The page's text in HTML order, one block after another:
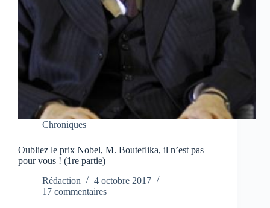
Chroniques
Oubliez le prix Nobel, M. Bouteflika, il n’est pas
pour vous ! (1re partie)
Rédaction
4 octobre 2017
17 commentaires